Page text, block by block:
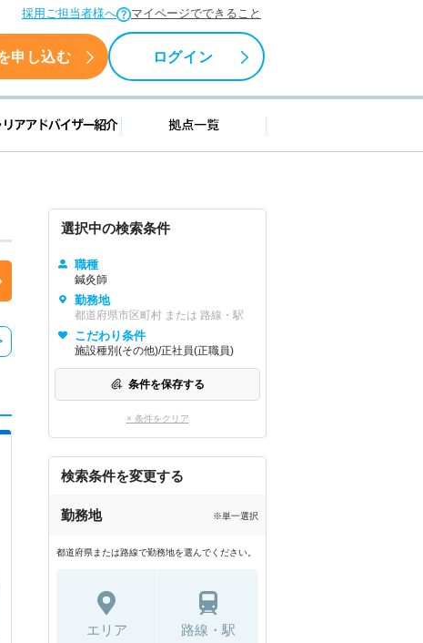
採用ご担当者様へ マイページでできること
申し込む ログイン
援情報 キャリアアドバイザー紹介 拠点一覧
選択中の検索条件
職種
鍼灸師
勤務地
都道府県市区町村 または 路線・駅
こだわり条件
施設種別(その他)/正社員(正職員)
条件を保存する
× 条件をクリア
検索条件を変更する
勤務地 ※単一選択
都道府県または路線で勤務地を選んでください。
エリア 路線・駅